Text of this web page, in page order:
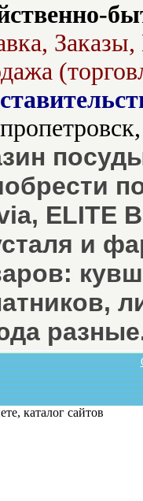
ELITE
и
каталог сайтов